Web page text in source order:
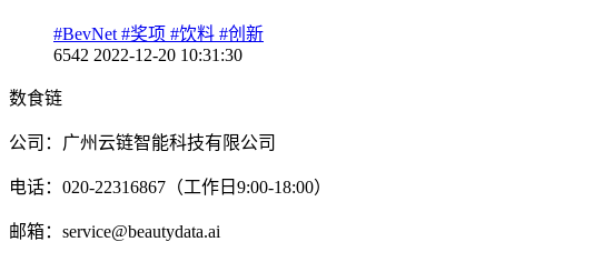
#BevNet #奖项 #饮料 #创新
6542 2022-12-20 10:31:30
数食链
公司：广州云链智能科技有限公司
电话：020-22316867（工作日9:00-18:00）
邮箱：service@beautydata.ai